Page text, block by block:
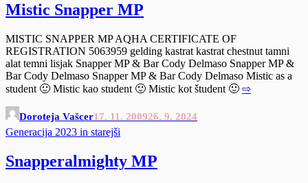
Mistic Snapper MP
MISTIC SNAPPER MP AQHA CERTIFICATE OF
REGISTRATION 5063959 gelding kastrat kastrat chestnut tamni
alat temni lisjak Snapper MP & Bar Cody Delmaso Snapper MP &
Bar Cody Delmaso Snapper MP & Bar Cody Delmaso Mistic as a
student 🙂 Mistic kao student 🙂 Mistic kot študent 🙂 ⇨
Doroteja Vašcer17. 11. 200926. 9. 2024
Generacija 2023 in starejši
Snapperalmighty MP